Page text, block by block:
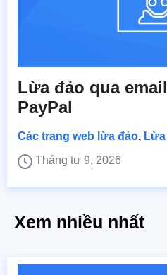
Lừa đảo qua
PayPal
Các trang web lừa đảo,
Tháng tư 9, 2026
Xem nhiều nhất